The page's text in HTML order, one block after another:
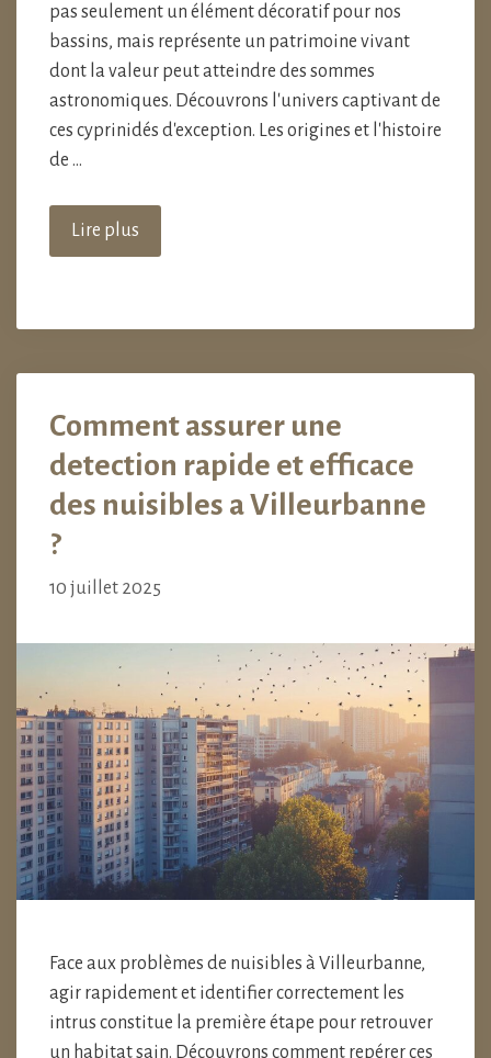
pas seulement un élément décoratif pour nos
bassins, mais représente un patrimoine vivant
dont la valeur peut atteindre des sommes
astronomiques. Découvrons l'univers captivant de
ces cyprinidés d'exception. Les origines et l'histoire
de …
Lire plus
Comment assurer une
detection rapide et efficace
des nuisibles a Villeurbanne
?
10 juillet 2025
Face aux problèmes de nuisibles à Villeurbanne,
agir rapidement et identifier correctement les
intrus constitue la première étape pour retrouver
un habitat sain. Découvrons comment repérer ces